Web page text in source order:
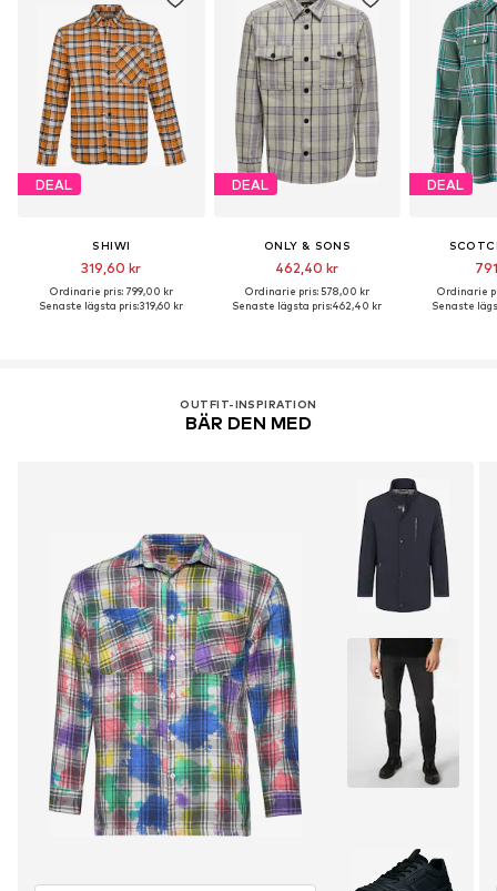
DEAL
SHIWI
319,60 kr
Ordinarie pris: 799,00 kr
Senaste lägsta pris:319,60 kr
DEAL
ONLY & SONS
462,40 kr
Ordinarie pris: 578,00 kr
Senaste lägsta pris:462,40 kr
DEAL
Ordinarie
Senaste
OUTFIT-INSPIRATION
BÄR DEN MED